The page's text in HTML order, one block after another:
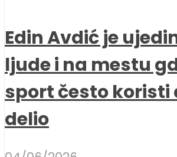
Edin Avdić je
ljude i na mestu
sport često koristi
delio